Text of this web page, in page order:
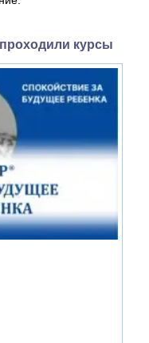
курсы